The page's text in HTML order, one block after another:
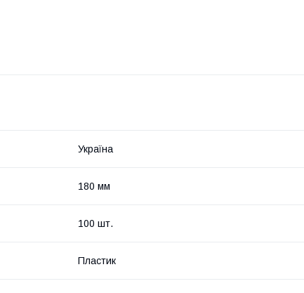
Україна
180 мм
100 шт.
Пластик